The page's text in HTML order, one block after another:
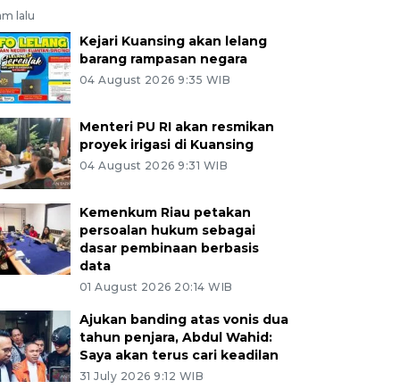
lalu
Kejari Kuansing akan lelang
barang rampasan negara
04 August 2026 9:35 WIB
Menteri PU RI akan resmikan
proyek irigasi di Kuansing
04 August 2026 9:31 WIB
Kemenkum Riau petakan
persoalan hukum sebagai
dasar pembinaan berbasis
data
01 August 2026 20:14 WIB
Ajukan banding atas vonis dua
tahun penjara, Abdul Wahid:
Saya akan terus cari keadilan
31 July 2026 9:12 WIB